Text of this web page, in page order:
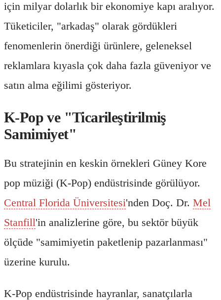
için milyar dolarlık bir ekonomiye kapı aralıyor.
Tüketiciler, "arkadaş" olarak gördükleri
fenomenlerin önerdiği ürünlere, geleneksel
reklamlara kıyasla çok daha fazla güveniyor ve
satın alma eğilimi gösteriyor.
K-Pop ve "Ticarileştirilmiş
Samimiyet"
Bu stratejinin en keskin örnekleri Güney Kore
pop müziği (K-Pop) endüstrisinde görülüyor.
Central Florida Üniversitesi'nden Doç. Dr. Mel
Stanfill'in analizlerine göre, bu sektör büyük
ölçüde "samimiyetin paketlenip pazarlanması"
üzerine kurulu.
K-Pop endüstrisinde hayranlar, sanatçılarla